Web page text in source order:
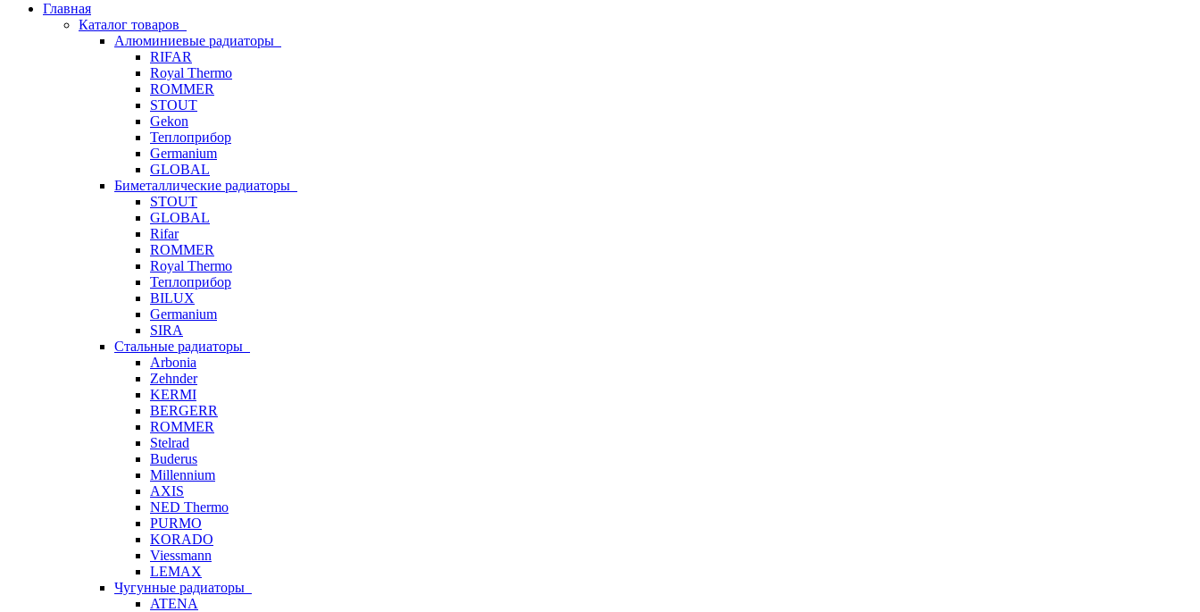
Главная
Каталог товаров
Алюминиевые радиаторы
RIFAR
Royal Thermo
ROMMER
STOUT
Gekon
Теплоприбор
Germanium
GLOBAL
Биметаллические радиаторы
STOUT
GLOBAL
Rifar
ROMMER
Royal Thermo
Теплоприбор
BILUX
Germanium
SIRA
Стальные радиаторы
Arbonia
Zehnder
KERMI
BERGERR
ROMMER
Stelrad
Buderus
Millennium
AXIS
NED Thermo
PURMO
KORADO
Viessmann
LEMAX
Чугунные радиаторы
ATENA